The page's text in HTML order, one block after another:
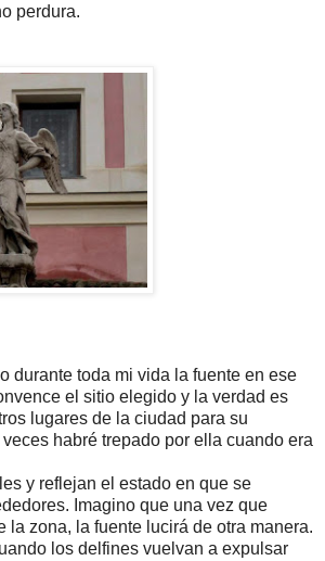
perdura.
durante toda mi vida la fuente en ese
el sitio elegido y la verdad es
lugares de la ciudad para su
habré trepado por ella cuando era
y reflejan el estado en que se
Imagino que una vez que
la zona, la fuente lucirá de otra manera.
los delfines vuelvan a expulsar